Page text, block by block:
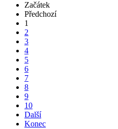
Začátek
Předchozí
1
2
3
4
5
6
7
8
9
10
Další
Konec